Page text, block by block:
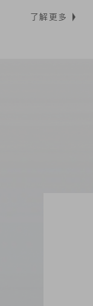
了解更多